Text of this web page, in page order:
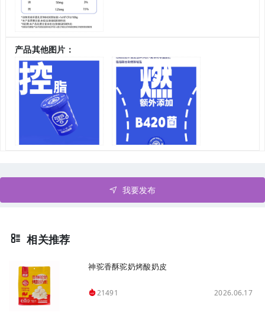
产品其他图片：
我要发布
相关推荐
神驼香酥驼奶烤酸奶皮
21491 2026.06.17